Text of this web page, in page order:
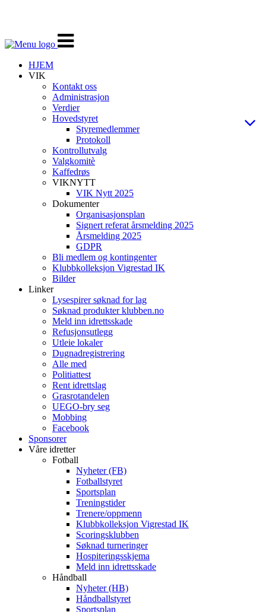
Veksle
navigasjon
HJEM
VIK
Kontakt oss
Administrasjon
Verdier
Hovedstyret
Styremedlemmer
Protokoll
Kontrollutvalg
Valgkomitè
Kaffedrøs
VIKNYTT
VIK Nytt 2025
Dokumenter
Organisasjonsplan
Signert referat årsmelding 2025
Årsmelding 2025
GDPR
Bli medlem og kontingenter
Klubbkolleksjon Vigrestad IK
Bilder
Linker
Lysespirer søknad for lag
Søknad produkter klubben.no
Meld inn idrettsskade
Refusjonsutlegg
Utleie lokaler
Dugnadregistrering
Alle med
Politiattest
Rent idrettslag
Grasrotandelen
UEGO-bry seg
Mobbing
Facebook
Sponsorer
Våre idretter
Fotball
Nyheter (FB)
Fotballstyret
Sportsplan
Treningstider
Trenere/oppmenn
Klubbkolleksjon Vigrestad IK
Scoringsklubben
Søknad turneringer
Hospiteringsskjema
Meld inn idrettsskade
Håndball
Nyheter (HB)
Håndballstyret
Sportsplan